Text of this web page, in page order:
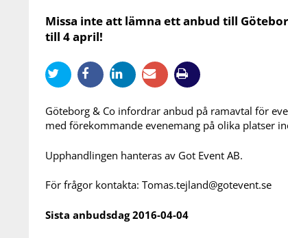
Missa inte att lämna ett anbud till
till 4 april!
Göteborg & Co infordrar anbud på ramavtal för
med förekommande evenemang på olika platser
Upphandlingen hanteras av Got Event AB.
För frågor kontakta: Tomas.tejland@gotevent.se
Sista anbudsdag2016-04-04